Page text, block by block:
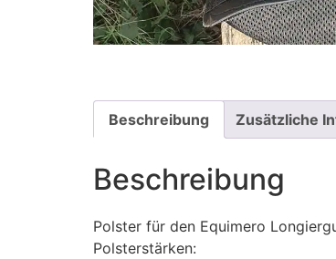
Beschreibung Zusätzliche
Beschreibung
Polster für den Equimero
Polsterstärken: